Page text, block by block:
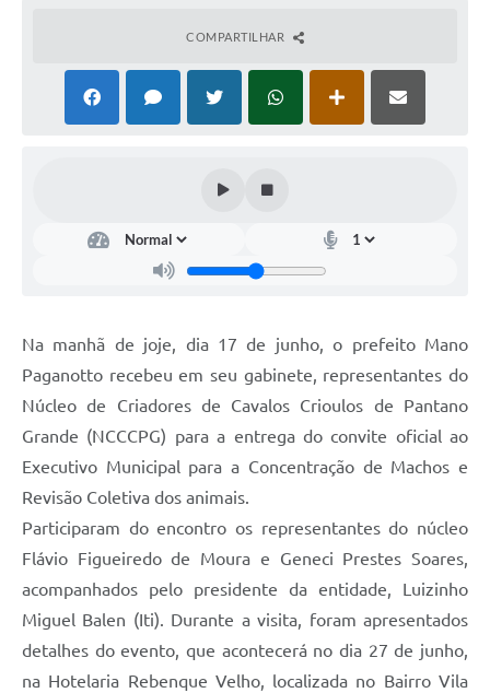
Arquivos para Download
Contas Públicas
Editais
Links
Agenda
SIC
Diário Oficial
COMPARTILHAR
Na manhã de joje, dia 17 de junho, o prefeito Mano
Paganotto recebeu em seu gabinete, representantes do
Núcleo de Criadores de Cavalos Crioulos de Pantano
Grande (NCCCPG) para a entrega do convite oficial ao
Executivo Municipal para a Concentração de Machos e
Revisão Coletiva dos animais.
Participaram do encontro os representantes do núcleo
Flávio Figueiredo de Moura e Geneci Prestes Soares,
acompanhados pelo presidente da entidade, Luizinho
Miguel Balen (Iti). Durante a visita, foram apresentados
detalhes do evento, que acontecerá no dia 27 de junho,
na Hotelaria Rebenque Velho, localizada no Bairro Vila